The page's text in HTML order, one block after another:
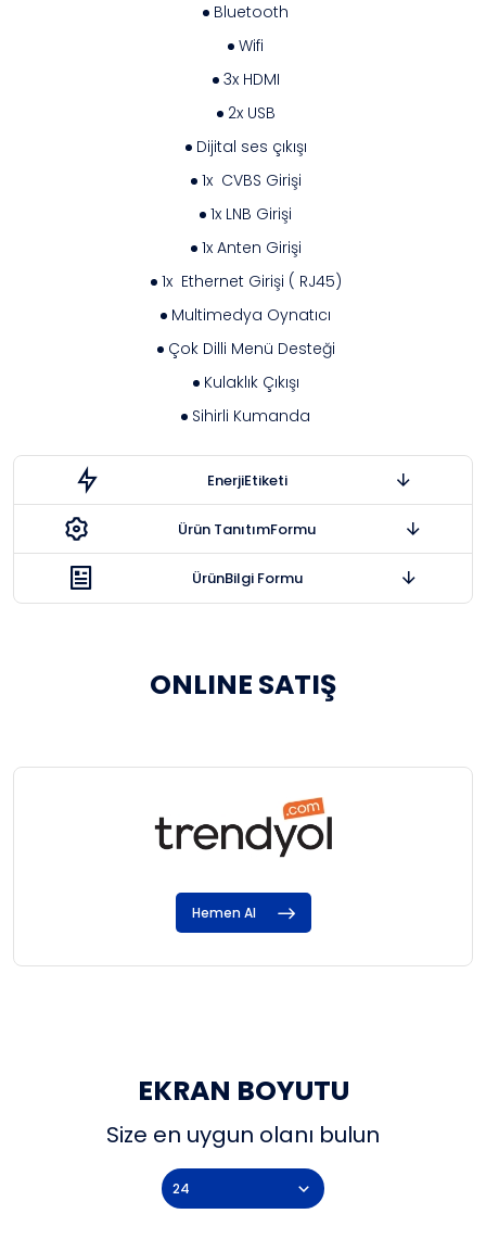
Bluetooth
Wifi
3x HDMI
2x USB
Dijital ses çıkışı
1x CVBS Girişi
1x LNB Girişi
1x Anten Girişi
1x Ethernet Girişi ( RJ45)
Multimedya Oynatıcı
Çok Dilli Menü Desteği
Kulaklık Çıkışı
Sihirli Kumanda
EnerjiEtiketi
Ürün TanıtımFormu
ÜrünBilgi Formu
ONLINE SATIŞ
Hemen Al
EKRAN BOYUTU
Size en uygun olanı bulun